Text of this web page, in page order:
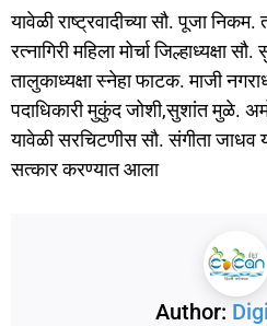
यावेळी राष्ट्रवादीच्या सौ. पूजा
रत्नागिरी महिला मोर्चा जिल्हाध्यक्षा
तालुकाध्यक्षा स्नेहा फाटक. माजी
पदाधिकारी मुकुंद जोशी,सुशांत मुळे.
यावेळी सरचिटणीस सौ. संगीता जाधव
सत्कार करण्यात आला
Author: